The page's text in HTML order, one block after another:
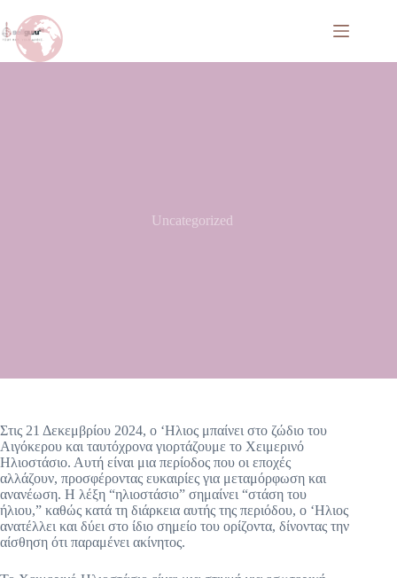
Uncategorized
Στις 21 Δεκεμβρίου 2024, ο ‘Ηλιος μπαίνει στο ζώδιο του
Αιγόκερου και ταυτόχρονα γιορτάζουμε το Χειμερινό
Ηλιοστάσιο. Αυτή είναι μια περίοδος που οι εποχές
αλλάζουν, προσφέροντας ευκαιρίες για μεταμόρφωση και
ανανέωση. Η λέξη “ηλιοστάσιο” σημαίνει “στάση του
ήλιου,” καθώς κατά τη διάρκεια αυτής της περιόδου, ο ‘Ηλιος
ανατέλλει και δύει στο ίδιο σημείο του ορίζοντα, δίνοντας την
αίσθηση ότι παραμένει ακίνητος.